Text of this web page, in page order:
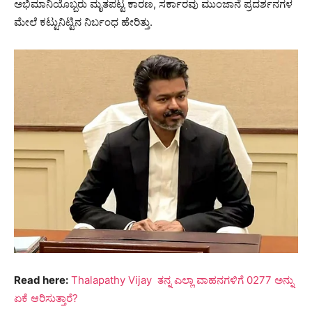
ಅಭಿಮಾನಿಯೊಬ್ಬರು ಮೃತಪಟ್ಟ ಕಾರಣ, ಸರ್ಕಾರವು ಮುಂಜಾನೆ ಪ್ರದರ್ಶನಗಳ
ಮೇಲೆ ಕಟ್ಟುನಿಟ್ಟಿನ ನಿರ್ಬಂಧ ಹೇರಿತ್ತು.
Read here: Thalapathy Vijay ತನ್ನ ಎಲ್ಲಾ ವಾಹನಗಳಿಗೆ 0277 ಅನ್ನು
ಏಕೆ ಆರಿಸುತ್ತಾರೆ?